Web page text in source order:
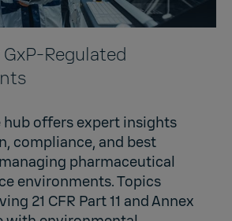
Regulated
hub offers expert insights
compliance, and best
pharmaceutical
environments. Topics
21 CFR Part 11 and Annex